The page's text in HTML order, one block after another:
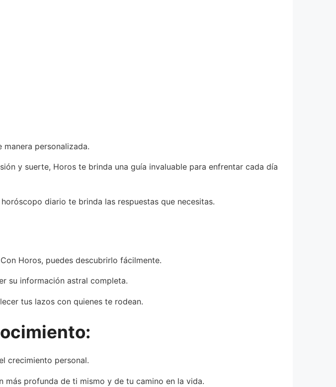
personalizada.
y suerte, Horos te brinda una guía invaluable para enfrentar cada día
diario te brinda las respuestas que necesitas.
Horos, puedes descubrirlo fácilmente.
su información astral completa.
tus lazos con quienes te rodean.
crecimiento personal.
profunda de ti mismo y de tu camino en la vida.